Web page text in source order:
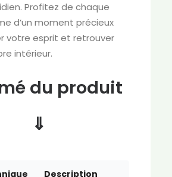
Profitez de chaque
d’un moment précieux
votre esprit et retrouver
intérieur.
du produit
⇓
Description